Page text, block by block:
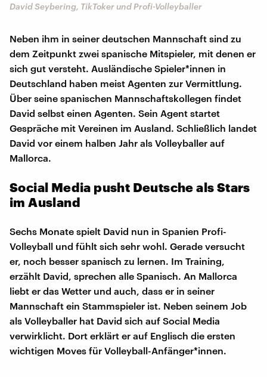
David Seybering, TikToker und Profi-Volleyballer
Neben ihm in seiner deutschen Mannschaft sind zu
dem Zeitpunkt zwei spanische Mitspieler, mit denen er
sich gut versteht. Ausländische Spieler*innen in
Deutschland haben meist Agenten zur Vermittlung.
Über seine spanischen Mannschaftskollegen findet
David selbst einen Agenten. Sein Agent startet
Gespräche mit Vereinen im Ausland. Schließlich landet
David vor einem halben Jahr als Volleyballer auf
Mallorca.
Social Media pusht Deutsche als Stars
im Ausland
Sechs Monate spielt David nun in Spanien Profi-
Volleyball und fühlt sich sehr wohl. Gerade versucht
er, noch besser spanisch zu lernen. Im Training,
erzählt David, sprechen alle Spanisch. An Mallorca
liebt er das Wetter und auch, dass er in seiner
Mannschaft ein Stammspieler ist. Neben seinem Job
als Volleyballer hat David sich auf Social Media
verwirklicht. Dort erklärt er auf Englisch die ersten
wichtigen Moves für Volleyball-Anfänger*innen.